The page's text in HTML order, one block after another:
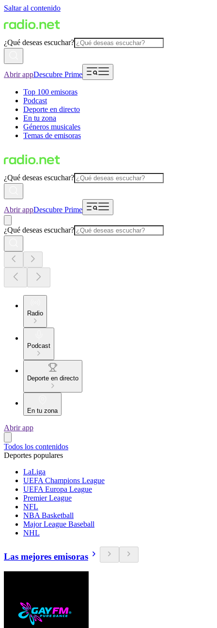
Saltar al contenido
¿Qué deseas escuchar?
Abrir appDescubre Prime
Top 100 emisoras
Podcast
Deporte en directo
En tu zona
Géneros musicales
Temas de emisoras
¿Qué deseas escuchar?
Abrir appDescubre Prime
¿Qué deseas escuchar?
Radio
Podcast
Deporte en directo
En tu zona
Abrir app
Todos los contenidos
Deportes populares
LaLiga
UEFA Champions League
UEFA Europa League
Premier League
NFL
NBA Basketball
Major League Baseball
NHL
Las mejores emisoras